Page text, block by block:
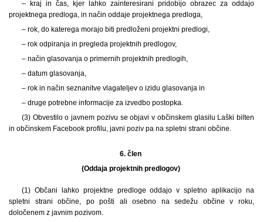
– kraj in čas, kjer lahko zainteresirani pridobijo obrazec za oddajo
projektnega predloga, in način oddaje projektnega predloga,
– rok, do katerega morajo biti predloženi projektni predlogi,
– rok odpiranja in pregleda projektnih predlogov,
– način glasovanja o primernih projektnih predlogih,
– datum glasovanja,
– rok in način seznanitve vlagateljev o izidu glasovanja in
– druge potrebne informacije za izvedbo postopka.
(3) Obvestilo o javnem pozivu se objavi v občinskem glasilu Laški bilten
in občinskem Facebook profilu, javni poziv pa na spletni strani občine.
6. člen
(Oddaja projektnih predlogov)
(1) Občani lahko projektne predloge oddajo v spletno aplikacijo na
spletni strani občine, po pošti ali osebno na sedežu občine v roku,
določenem z javnim pozivom.